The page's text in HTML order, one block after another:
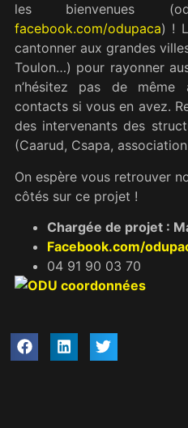
les bienvenues
facebook.com/odupaca) !
cantonner aux grandes
Toulon…) pour rayonner
n’hésitez pas de
contacts si vous en avez.
des intervenants des
(Caarud, Csapa,
On espère vous retrouver
côtés sur ce projet !
Chargée de projet :
Facebook.com/
04 91 90 03 70